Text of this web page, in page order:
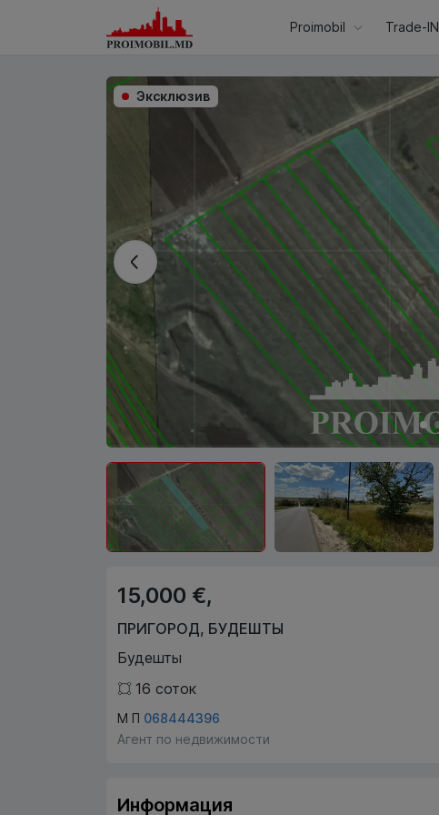
Эксклюзив
15,000 €,
ПРИГОРОД, БУДЕШТЫ
Будешты
16 соток
М П 068444396
Агент по недвижимости
Информация
Proimobil Trade-IN